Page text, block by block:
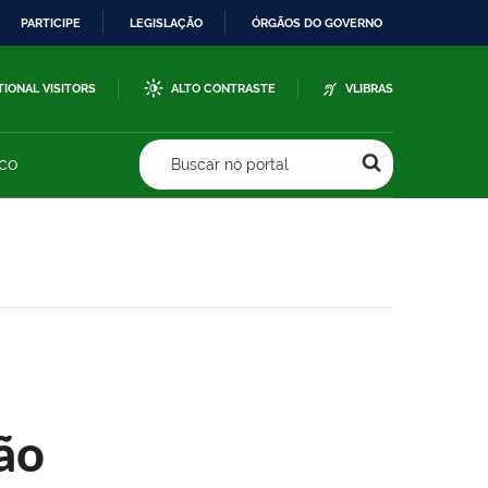
PARTICIPE LEGISLAÇÃO ÓRGÃOS DO GOVERNO
VISITORS ALTO CONTRASTE VLIBRAS
Buscar no portal